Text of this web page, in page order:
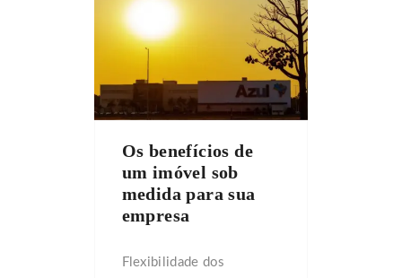
incorporadora Imóveis:
texto aprovado prevê
ainda que atraso de até
180 dias para a entrega
do imóvel não gerará
Brasília – A Câmara
aprovou nesta […]
Os benefícios de
um imóvel sob
medida para sua
empresa
Flexibilidade dos